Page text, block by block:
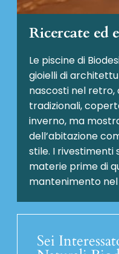
Ricercate ed
Le piscine di
gioielli di
nascosti nel retro,
tradizionali,
inverno, ma
dell’abitazione
stile. I rivestimenti
materie prime di
mantenimento
Sei